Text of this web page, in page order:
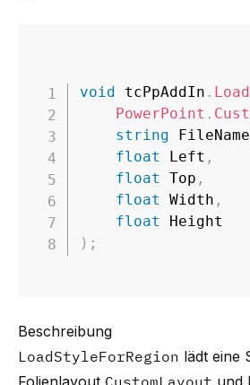
void tcPpAddIn .
PowerPoint .
string FileName
float Left ,
float Top ,
float Width ,
float
) ;
Beschreibung
LoadStyleForRegion lädt eine
Folienlayout CustomLayout und